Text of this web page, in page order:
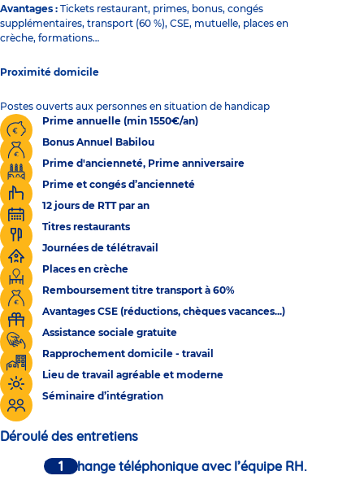
Avantages : Tickets restaurant, primes, bonus, congés
supplémentaires, transport (60 %), CSE, mutuelle, places en
crèche, formations…
Proximité domicile
Postes ouverts aux personnes en situation de handicap
Prime annuelle (min 1550€/an)
Bonus Annuel Babilou
Prime d'ancienneté, Prime anniversaire
Prime et congés d’ancienneté
12 jours de RTT par an
Titres restaurants
Journées de télétravail
Places en crèche
Remboursement titre transport à 60%
Avantages CSE (réductions, chèques vacances...)
Assistance sociale gratuite
Rapprochement domicile - travail
Lieu de travail agréable et moderne
Séminaire d’intégration
Déroulé des entretiens
Un échange téléphonique avec l’équipe RH.